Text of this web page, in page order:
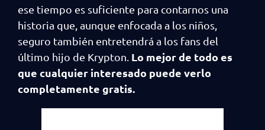
ese tiempo es suficiente para contarnos una
historia que, aunque enfocada a los niños,
seguro también entretendrá a los fans del
último hijo de Krypton. Lo mejor de todo es
que cualquier interesado puede verlo
completamente gratis.